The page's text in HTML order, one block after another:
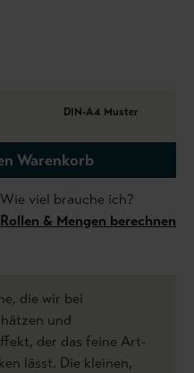
DIN-A4 Muster
Warenkorb
Wie viel brauche ich?
Rollen & Mengen berechnen
die wir bei
und
der das feine Art-
lässt. Die kleinen,